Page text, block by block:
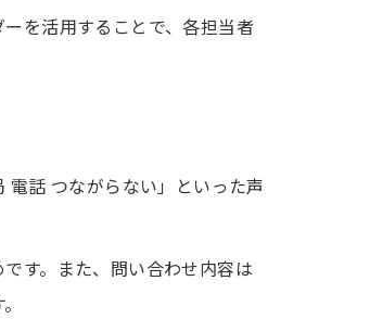
を活用することで、各担当者
話 つながらない」といった声
す。また、問い合わせ内容は